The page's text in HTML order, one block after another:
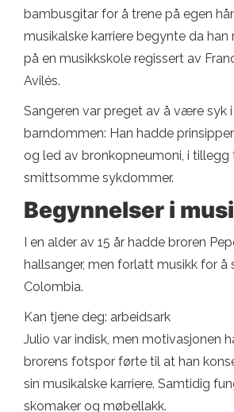
bambusgitar for å trene på egen
musikalske karriere begynte da han
på en musikkskole regissert av
Avilés.
Sangeren var preget av å være syk
barndommen: Han hadde
og led av bronkopneumoni, i tillegg
smittsomme sykdommer.
Begynnelser i
I en alder av 15 år hadde broren
hallsanger, men forlatt musikk for å
Colombia.
Kan tjene deg: arbeidsark
Julio var indisk, men motivasjonen
brorens fotspor førte til at han
sin musikalske karriere. Samtidig
skomaker og møbellakk.